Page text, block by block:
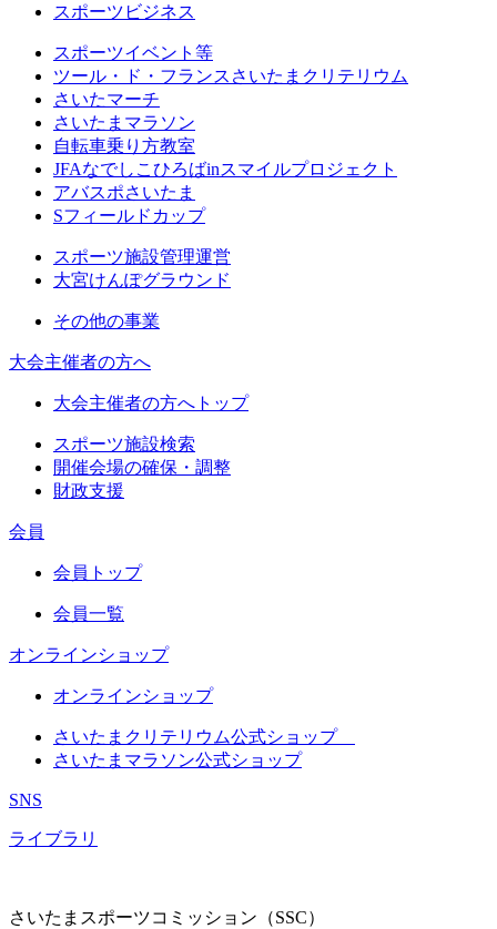
スポーツビジネス
スポーツイベント等
ツール・ド・フランスさいたまクリテリウム
さいたマーチ
さいたまマラソン
自転車乗り方教室
JFAなでしこひろばinスマイルプロジェクト
アバスポさいたま
Sフィールドカップ
スポーツ施設管理運営
大宮けんぽグラウンド
その他の事業
大会主催者の方へ
大会主催者の方へトップ
スポーツ施設検索
開催会場の確保・調整
財政支援
会員
会員トップ
会員一覧
オンラインショップ
オンラインショップ
さいたまクリテリウム公式ショップ
さいたまマラソン公式ショップ
SNS
ライブラリ
さいたまスポーツコミッション（SSC）